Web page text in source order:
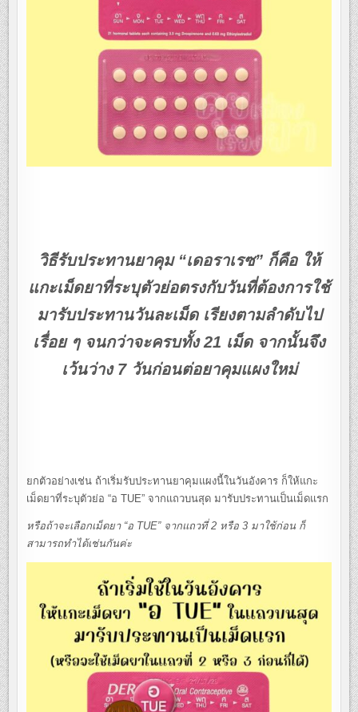
วิธีรับประทานยาคุม “เดอราเรซ” ก็คือ ให้
แกะเม็ดยาที่ระบุตัวย่อตรงกับวันที่ต้องการใช้
มารับประทานวันละเม็ด เรียงตามลำดับไป
เรื่อย ๆ จนกว่าจะครบทั้ง 21 เม็ด จากนั้นจึง
เว้นว่าง 7 วันก่อนต่อยาคุมแผงใหม่
ยกตัวอย่างเช่น ถ้าเริ่มรับประทานยาคุมแผงนี้ในวันอังคาร ก็ให้แกะ
เม็ดยาที่ระบุตัวย่อ “อ TUE” จากแถวบนสุด มารับประทานเป็นเม็ดแรก
หรือถ้าจะเลือกเม็ดยา “อ TUE” จากแถวที่ 2 หรือ 3 มาใช้ก่อน ก็
สามารถทำได้เช่นกันค่ะ